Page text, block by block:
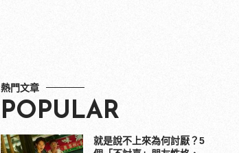
熱門文章
POPULAR
就是說不上來為何討厭？5